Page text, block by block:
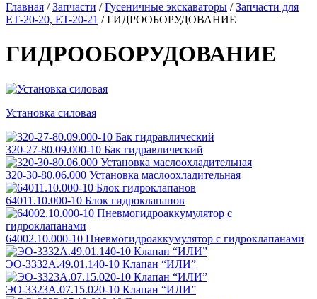
Главная /Запчасти /Гусеничные экскаваторы /Запчасти для
ЕТ-20-20, ET-20-21 /ГИДРООБОРУДОВАНИЕ
ГИДРООБОРУДОВАНИЕ
Установка силовая
320-27-80.09.000-10 Бак гидравлический
320-30-80.06.000 Установка маслоохладительная
64011.10.000-10 Блок гидроклапанов
64002.10.000-10 Пневмогидроаккумулятор с гидроклапанами
ЭО-3332А.49.01.140-10 Клапан “ИЛИ”
ЭО-3323А.07.15.020-10 Клапан “ИЛИ”